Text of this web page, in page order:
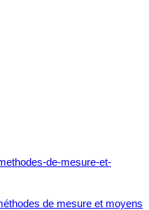
de mesure et moyens